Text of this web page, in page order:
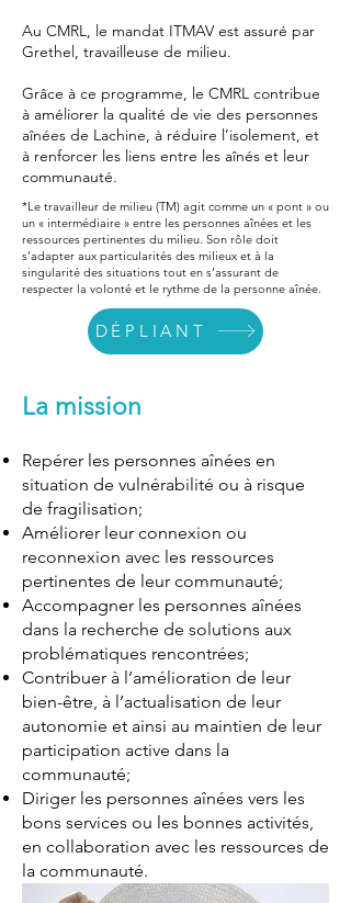
Au CMRL, le mandat ITMAV est assuré par
Grethel, travailleuse de milieu.
Grâce à ce programme, le CMRL contribue
à améliorer la qualité de vie des personnes
aînées de Lachine, à réduire l’isolement, et
à renforcer les liens entre les aînés et leur
communauté.
*Le travailleur de milieu (TM) agit comme un « pont » ou
un « intermédiaire » entre les personnes aînées et les
ressources pertinentes du milieu. Son rôle doit
s’adapter aux particularités des milieux et à la
singularité des situations tout en s’assurant de
respecter la volonté et le rythme de la personne aînée.
DÉPLIANT
La mission
Repérer les personnes aînées en
situation de vulnérabilité ou à risque
de fragilisation;
Améliorer leur connexion ou
reconnexion avec les ressources
pertinentes de leur communauté;
Accompagner les personnes aînées
dans la recherche de solutions aux
problématiques rencontrées;
Contribuer à l’amélioration de leur
bien-être, à l’actualisation de leur
autonomie et ainsi au maintien de leur
participation active dans la
communauté;
Diriger les personnes aînées vers les
bons services ou les bonnes activités,
en collaboration avec les ressources de
la communauté.